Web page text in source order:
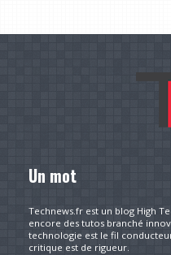
Un mot
Technews.fr est un blog High
encore des tutos branché
technologie est le fil
critique est de rigueur.